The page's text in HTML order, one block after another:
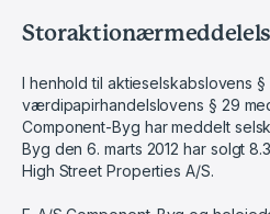
I henhold til aktieselskabslovens §
værdipapirhandelslovens § 29
Component-Byg har meddelt
Byg den 6. marts 2012 har solgt
High Street Properties A/S.